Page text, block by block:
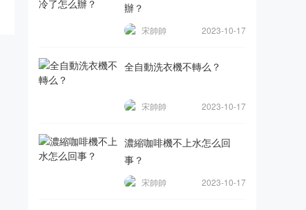
辦？
宋帥帥 2023-10-17
全自動洗衣機不轉么？
宋帥帥 2023-10-17
濃縮咖啡機不上水怎么回
事？
宋帥帥 2023-10-17